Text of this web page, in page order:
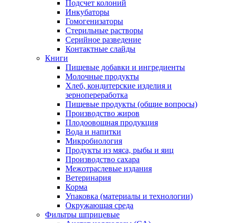
Подсчет колоний
Инкубаторы
Гомогенизаторы
Стерильные растворы
Серийное разведение
Контактные слайды
Книги
Пищевые добавки и ингредиенты
Молочные продукты
Хлеб, кондитерские изделия и
зернопереработка
Пищевые продукты (общие вопросы)
Производство жиров
Плодоовощная продукция
Вода и напитки
Микробиология
Продукты из мяса, рыбы и яиц
Производство сахара
Межотраслевые издания
Ветеринария
Корма
Упаковка (материалы и технологии)
Окружающая среда
Фильтры шприцевые